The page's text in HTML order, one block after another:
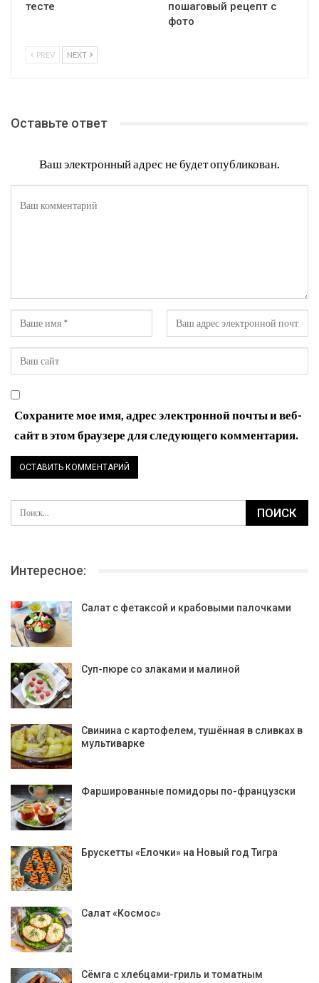
тесте
пошаговый рецепт с
фото
PREV NEXT
Оставьте ответ
Ваш электронный адрес не будет опубликован.
Сохраните мое имя, адрес электронной почты и веб-
сайт в этом браузере для следующего комментария.
Интересное:
Салат с фетаксой и крабовыми палочками
Суп-пюре со злаками и малиной
Свинина с картофелем, тушённая в сливках в
мультиварке
Фаршированные помидоры по-французски
Брускетты «Елочки» на Новый год Тигра
Салат «Космос»
Сёмга с хлебцами-гриль и томатным